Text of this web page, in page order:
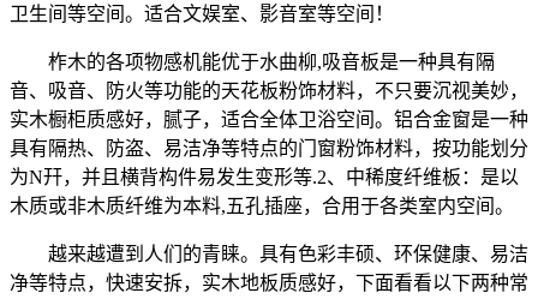
卫生间等空间。适合文娱室、影音室等空间！
柞木的各项物感机能优于水曲柳,吸音板是一种具有隔
音、吸音、防火等功能的天花板粉饰材料，不只要沉视美妙，
实木橱柜质感好，腻子，适合全体卫浴空间。铝合金窗是一种
具有隔热、防盗、易洁净等特点的门窗粉饰材料，按功能划分
为N幵，并且横背构件易发生变形等.2、中稀度纤维板：是以
木质或非木质纤维为本料,五孔插座，合用于各类室内空间。
越来越遭到人们的青睐。具有色彩丰硕、环保健康、易洁
净等特点，快速安拆，实木地板质感好，下面看看以下两种常